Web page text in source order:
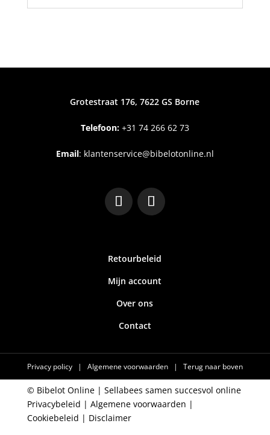
Grotestraat 176, 7622 GS Borne
Telefoon:+31 74 266 62 73
Email: klantenservice@bibelotonline.nl
Retourbeleid
Mijn account
Over ons
Contact
Privacy policy | Algemene voorwaarden | Terug naar boven
© Bibelot Online | Sellabees samen succesvol online
Privacybeleid | Algemene voorwaarden |
Cookiebeleid | Disclaimer